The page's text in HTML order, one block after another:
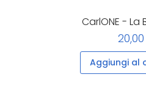
CarlONE - La
Aggiungi al